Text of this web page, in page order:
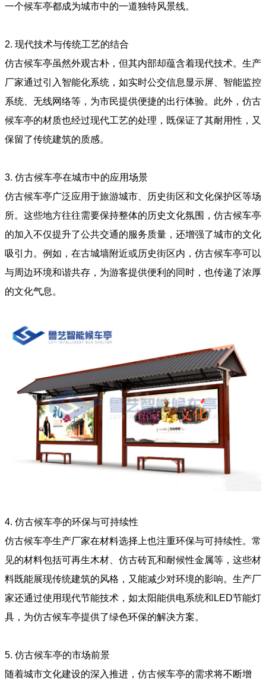
一个候车亭都成为城市中的一道独特风景线。
2. 现代技术与传统工艺的结合
仿古候车亭虽然外观古朴，但其内部却蕴含着现代技术。生产
厂家通过引入智能化系统，如实时公交信息显示屏、智能监控
系统、无线网络等，为市民提供便捷的出行体验。此外，仿古
候车亭的材质也经过现代工艺的处理，既保证了其耐用性，又
保留了传统建筑的质感。
3. 仿古候车亭在城市中的应用场景
仿古候车亭广泛应用于旅游城市、历史街区和文化保护区等场
所。这些地方往往需要保持整体的历史文化氛围，仿古候车亭
的加入不仅提升了公共交通的服务质量，还增强了城市的文化
吸引力。例如，在古城墙附近或历史街区内，仿古候车亭可以
与周边环境和谐共存，为游客提供便利的同时，也传递了浓厚
的文化气息。
4. 仿古候车亭的环保与可持续性
仿古候车亭生产厂家在材料选择上也注重环保与可持续性。常
见的材料包括可再生木材、仿古砖瓦和耐候性金属等，这些材
料既能展现传统建筑的风格，又能减少对环境的影响。生产厂
家还通过使用现代节能技术，如太阳能供电系统和LED节能灯
具，为仿古候车亭提供了绿色环保的解决方案。
5. 仿古候车亭的市场前景
随着城市文化建设的深入推进，仿古候车亭的需求将不断增